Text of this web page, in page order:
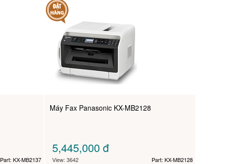
Part: KX-MB2137
Máy Fax Panasonic KX-MB2128
5,445,000đ
View: 3642 Part: KX-MB2128